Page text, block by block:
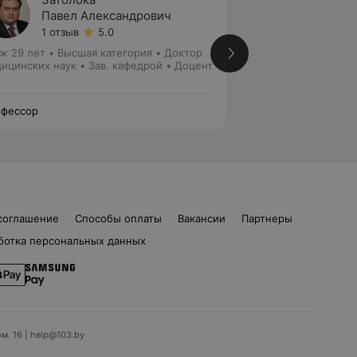
Павел Александрович
1 отзыв
5.0
29 лет • Высшая категория • Доктор
наук • Зав. кафедрой • Доцент
Способы оплаты Вакансии
Партнеры
персональных данных
16 | help@103.by